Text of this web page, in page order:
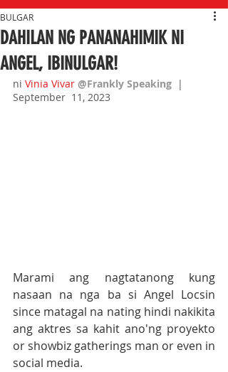
DAHILAN NG PANANAHIMIK NI
ANGEL, IBINULGAR!
BULGAR
ni Vinia Vivar @Frankly Speaking |
September  11, 2023
Marami ang nagtatanong kung
nasaan na nga ba si Angel Locsin
since matagal na nating hindi nakikita
ang aktres sa kahit ano'ng proyekto
or showbiz gatherings man or even in
social media.